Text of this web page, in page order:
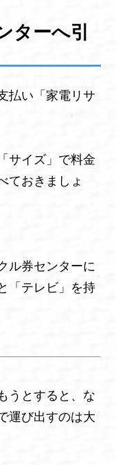
ターへ引
払い「家電リサ
サイズ」で料金
ておきましょ
ル券センターに
「テレビ」を持
うとすると、な
運び出すのは大